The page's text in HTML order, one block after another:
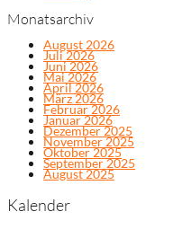
Monatsarchiv
August 2026
Juli 2026
Juni 2026
Mai 2026
April 2026
März 2026
Februar 2026
Januar 2026
Dezember 2025
November 2025
Oktober 2025
September 2025
August 2025
Kalender